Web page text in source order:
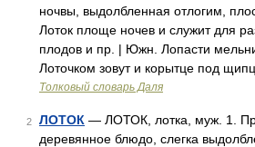
ночвы, выдолбленная отлогим,
Лоток площе ночев и служит для
плодов и пр. | Южн. Лопасти
Лоточком зовут и корытце под
Толковый словарь Даля
2 ЛОТОК — ЛОТОК, лотка, муж. 1.
деревянное блюдо, слегка